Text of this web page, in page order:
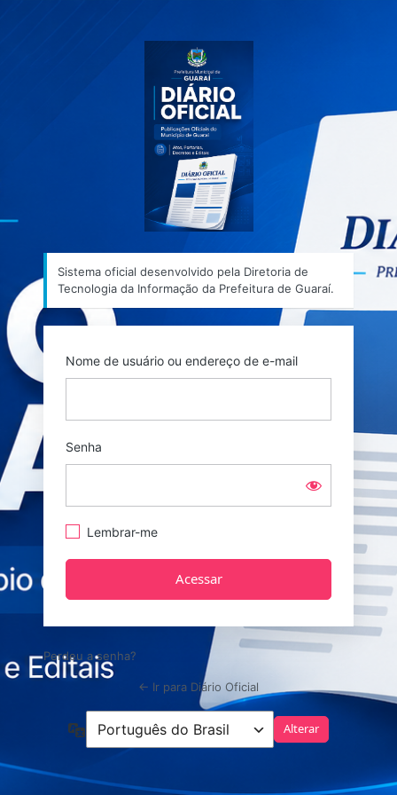
Sistema oficial desenvolvido pela Diretoria de
Tecnologia da Informação da Prefeitura de Guaraí.
Nome de usuário ou endereço de e-mail
Senha
Lembrar-me
Perdeu a senha?
← Ir para Diário Oficial
Idioma